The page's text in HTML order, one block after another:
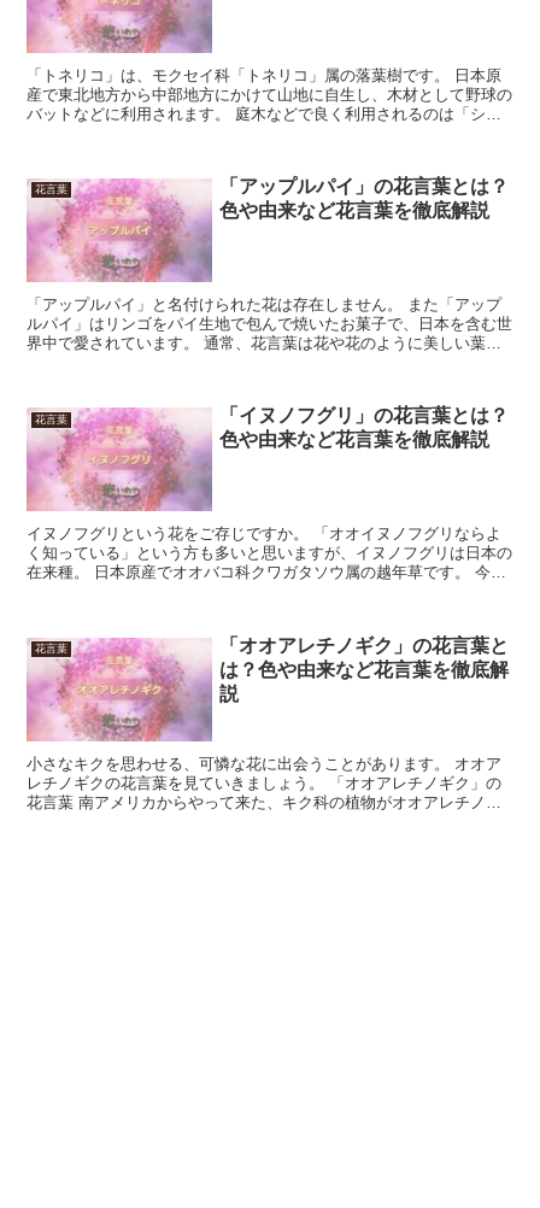
「トネリコ」は、モクセイ科「トネリコ」属の落葉樹です。 日本原
産で東北地方から中部地方にかけて山地に自生し、木材として野球の
バットなどに利用されます。 庭木などで良く利用されるのは「シマ
花言葉
「アップルパイ」の花言葉とは？
色や由来など花言葉を徹底解説
「アップルパイ」と名付けられた花は存在しません。 また「アップ
ルパイ」はリンゴをパイ生地で包んで焼いたお菓子で、日本を含む世
界中で愛されています。 通常、花言葉は花や花のように美しい葉ま
花言葉
「イヌノフグリ」の花言葉とは？
色や由来など花言葉を徹底解説
イヌノフグリという花をご存じですか。 「オオイヌノフグリならよ
く知っている」という方も多いと思いますが、イヌノフグリは日本の
在来種。 日本原産でオオバコ科クワガタソウ属の越年草です。 今回
花言葉
「オオアレチノギク」の花言葉と
は？色や由来など花言葉を徹底解
説
小さなキクを思わせる、可憐な花に出会うことがあります。 オオア
レチノギクの花言葉を見ていきましょう。 「オオアレチノギク」の
花言葉 南アメリカからやって来た、キク科の植物がオオアレチノギ